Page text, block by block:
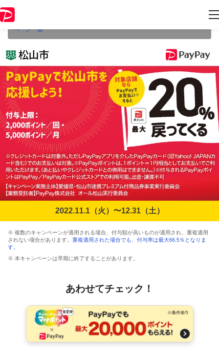
ジ内の情報はキャンペーン終了時点のものになります。
ペーン一覧
2022.11.1（火）〜12.31（土）
※ 複数のキャンペーンが適用される場合、付与額が高いものが適用され、重複適用
されない場合があります。 重複適用された場合でも、付与率は最大66.5％となりま
す。
※ 本キャンペーンは早期に終了することがあります。
あわせてチェック！